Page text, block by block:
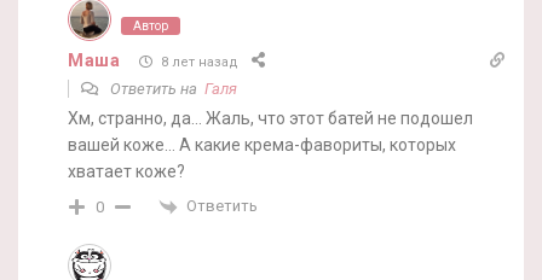
Автор
Маша 8 лет назад
Ответить на Галя
Хм, странно, да… Жаль, что этот батей не подошел
вашей коже… А какие крема-фавориты, которых
хватает коже?
0 Ответить